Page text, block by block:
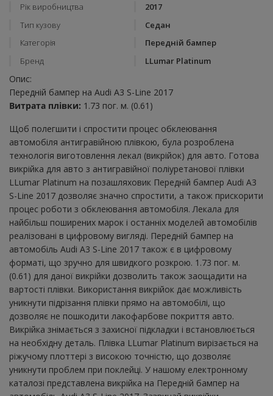
Рік виробництва
2017
Тип кузову
Седан
Категорія
Передній бампер
Бренд
LLumar Platinum
Опис:
Передній бампер на Audi A3 S-Line 2017
Витрата плівки: 1.73 пог. м. (0.61)
Щоб полегшити і спростити процес обклеювання
автомобіля антигравійною плівкою, була розроблена
технологія виготовлення лекал (викрійок) для авто. Готова
викрійка для авто з антигравійної поліуретанової плівки
LLumar Platinum на позашляховик Передній бампер Audi A3
S-Line 2017 дозволяє значно спростити, а також прискорити
процес роботи з обклеювання автомобіля. Лекала для
найбільш поширених марок і останніх моделей автомобілів
реалізовані в цифровому вигляді. Передній бампер на
автомобіль Audi A3 S-Line 2017 також є в цифровому
форматі, що зручно для швидкого розкрою. 1.73 пог. м.
(0.61) для даної викрійки дозволить також заощадити на
вартості плівки. Використання викрійок дає можливість
уникнути підрізання плівки прямо на автомобілі, що
дозволяє не пошкодити лакофарбове покриття авто.
Викрійка знімається з захисної підкладки і встановлюється
на необхідну деталь. Плівка LLumar Platinum вирізається на
ріжучому плоттері з високою точністю, що дозволяє
уникнути проблем при поклейці. У нашому електронному
каталозі представлена ​​викрійка на Передній бампер на